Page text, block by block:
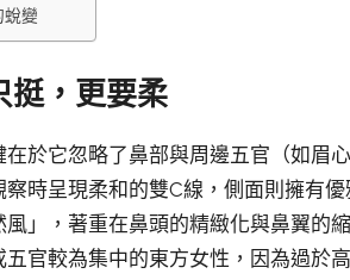
蛻變
挺，更要柔
於它忽略了鼻部與周邊五官（如眉
時呈現柔和的雙C線，側面則擁有
」，著重在鼻頭的精緻化與鼻翼的
官較為集中的東方女性，因為過於